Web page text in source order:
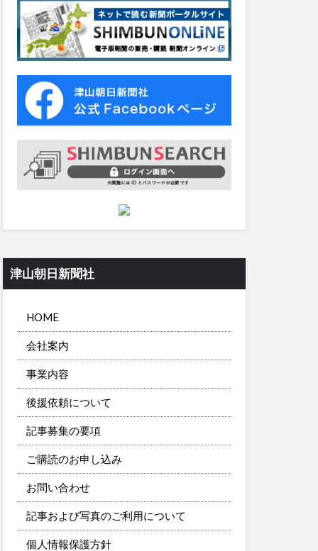
津山朝日新聞社
HOME
会社案内
事業内容
後援依頼について
記事募集の要項
ご購読のお申し込み
お問い合わせ
記事および写真のご利用について
個人情報保護方針